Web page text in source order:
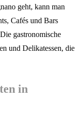
geht, kann man
Cafés und Bars
gastronomische
und Delikatessen, die
in